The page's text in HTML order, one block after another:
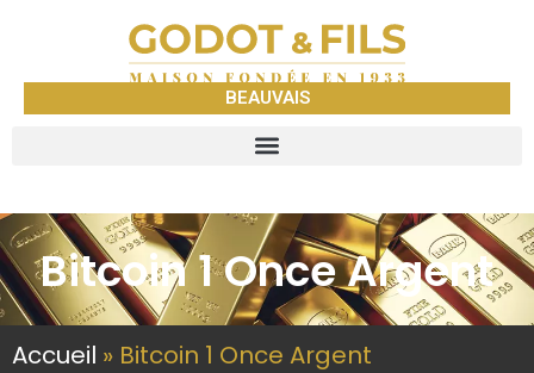
BEAUVAIS
Bitcoin 1 Once Argent
Accueil » Bitcoin 1 Once Argent